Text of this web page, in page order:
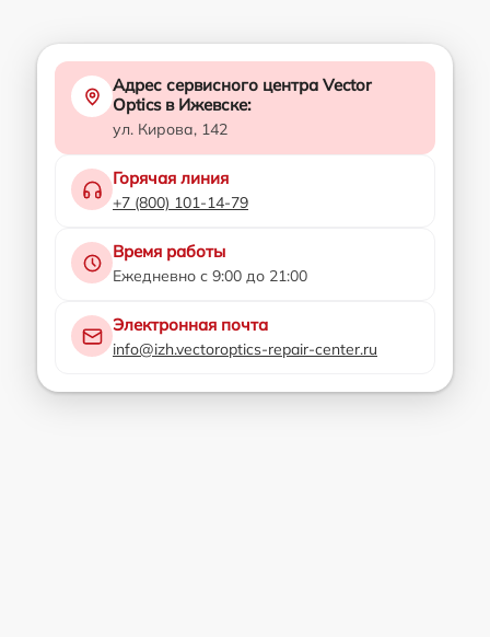
Адрес сервисного центра Vector
Optics в Ижевске:
ул. Кирова, 142
Горячая линия
+7 (800) 101-14-79
Время работы
Ежедневно с 9:00 до 21:00
Электронная почта
info@izh.vectoroptics-repair-center.ru